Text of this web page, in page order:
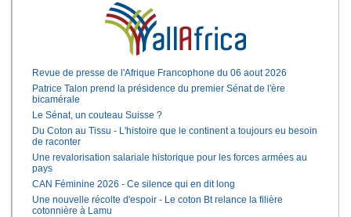
Revue de presse de l'Afrique Francophone du 06 aout 2026
Patrice Talon prend la présidence du premier Sénat de l'ère
bicamérale
Le Sénat, un couteau Suisse ?
Du Coton au Tissu - L'histoire que le continent a toujours eu besoin
de raconter
Une revalorisation salariale historique pour les forces armées au
pays
CAN Féminine 2026 - Ce silence qui en dit long
Une nouvelle récolte d'espoir - Le coton Bt relance la filière
cotonnière à Lamu